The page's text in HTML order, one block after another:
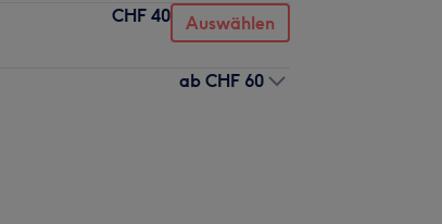
CHF 40 Auswählen
ab CHF 60